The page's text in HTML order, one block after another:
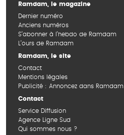
Ramdam, le magazine
Dernier numéro
Anciens numéros
S’abonner à l’hebdo de Ramdam
L’ours de Ramdam
Ramdam, le site
Contact
Mentions légales
Publicité : Annoncez dans Ramdam
Contact
Service Diffusion
Agence Ligne Sud
Qui sommes nous ?